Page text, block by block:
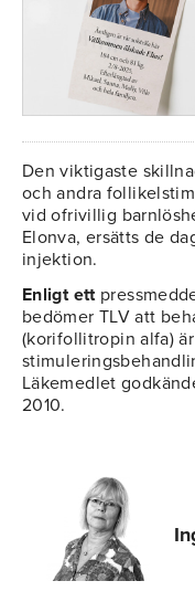
Den viktigaste
och andra
vid ofrivillig
Elonva, ersätts de
injektion.
Enligt ett
bedömer TLV att
(korifollitropin alfa)
Läkemedlet
2010.